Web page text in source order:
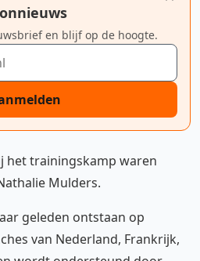
en blijf op de hoogte.
het trainingskamp waren
Mulders.
geleden ontstaan op
van Nederland, Frankrijk,